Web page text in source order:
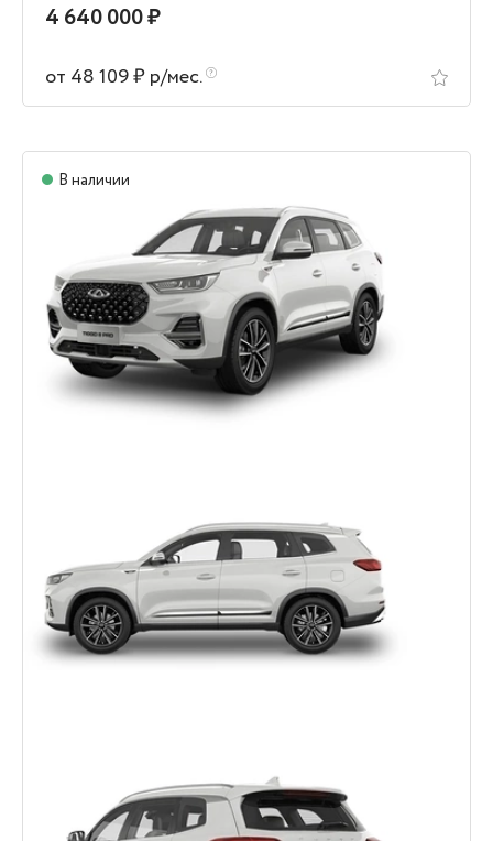
4 640 000 ₽
от 48 109 ₽ р/мес.
В наличии